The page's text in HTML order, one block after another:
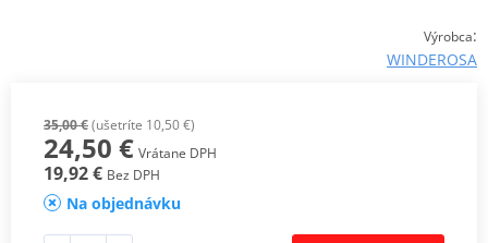
Výrobca:
WINDEROSA
35,00 €(ušetríte 10,50 €)
24,50 € Vrátane DPH
19,92 € Bez DPH
Na objednávku